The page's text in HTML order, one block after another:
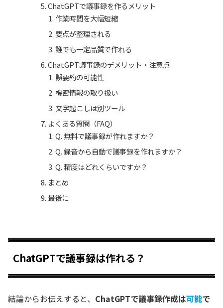
ChatGPTで議事録を作るメリット
作業時間を大幅短縮
要点が整理される
誰でも一定品質で作れる
ChatGPT議事録のデメリット・注意点
誤要約の可能性
機密情報の取り扱い
文字起こしは別ツール
よくある質問（FAQ）
Q. 無料で議事録が作れますか？
Q. 録音から自動で議事録を作れますか？
Q. 精度はどれくらいですか？
まとめ
最後に
ChatGPTで議事録は作れる？
結論からお伝えすると、 ChatGPTで議事録作成は可能で